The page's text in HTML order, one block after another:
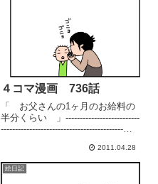
４コマ漫画 736話
「 お父さんの1ヶ月のお給料の
半分くらい 」--------------------------
-------------------------------------------お
す！！この喜びは金額じゃない
ん...
2011.04.28
絵日記